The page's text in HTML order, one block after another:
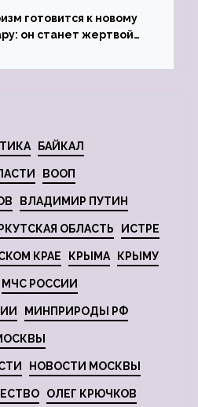
готовится к новому
он станет жертвой
БАЙКАЛ
ВООП
ВЛАДИМИР ПУТИН
ОБЛАСТЬ ИСТРЕ
КРАЕ КРЫМА КРЫМУ
МЧС РОССИИ
МИНПРИРОДЫ РФ
НОВОСТИ МОСКВЫ
ОЛЕГ КРЮЧКОВ